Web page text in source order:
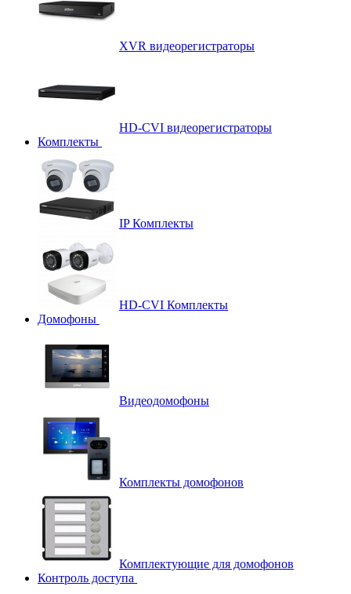
XVR видеорегистраторы
HD-CVI видеорегистраторы
Комплекты
IP Комплекты
HD-CVI Комплекты
Домофоны
Видеодомофоны
Комплекты домофонов
Комплектующие для домофонов
Контроль доступа